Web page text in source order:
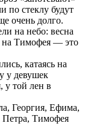
по стеклу будут
очень долго.
на небо: весна
на Тимофея — это
катаясь на
у девушек
у той лен в
Георгия, Ефима,
Тимофея